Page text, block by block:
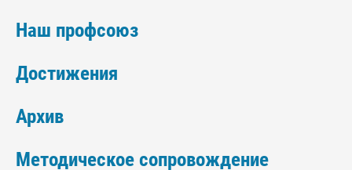
Наш профсоюз
Достижения
Архив
Методическое сопровождение